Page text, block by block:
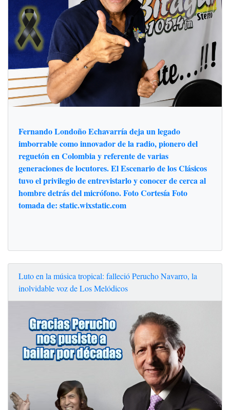
Fernando Londoño Echavarría deja un legado
imborrable como innovador de la radio, pionero del
reguetón en Colombia y referente de varias
generaciones de locutores. El Escenario de los Clásicos
tuvo el privilegio de entrevistarlo y conocer de cerca al
hombre detrás del micrófono. Foto Cortesía Foto
tomada de: static.wixstatic.com
Luto en la música tropical: falleció Perucho Navarro, la
inolvidable voz de Los Melódicos